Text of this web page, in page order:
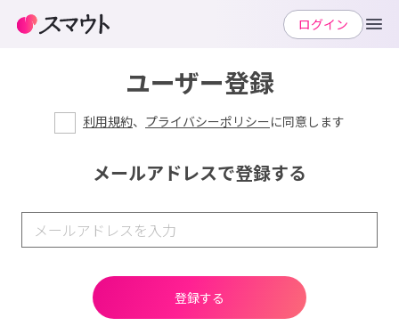
ユーザー登録
利用規約、 プライバシーポリシーに同意します
メールアドレスで登録する
ログイン